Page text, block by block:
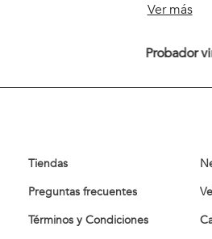
Ver más
Probador
Tiendas
Preguntas frecuentes
Términos y Condiciones